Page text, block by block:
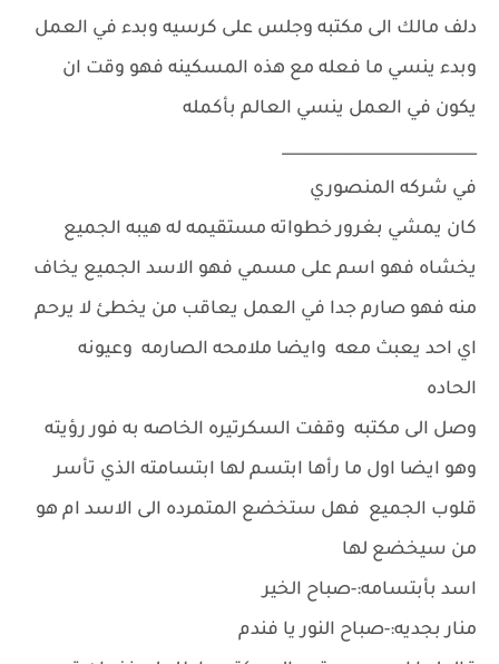
دلف مالك الى مكتبه وجلس على كرسيه وبدء في العمل
وبدء ينسي ما فعله مع هذه المسكينه فهو وقت ان
يكون في العمل ينسي العالم بأكمله
_________________________
في شركه المنصوري
كان يمشي بغرور خطواته مستقيمه له هيبه الجميع
يخشاه فهو اسم على مسمي فهو الاسد الجميع يخاف
منه فهو صارم جدا في العمل يعاقب من يخطئ لا يرحم
اي احد يعبث معه وايضا ملامحه الصارمه وعيونه
الحاده
وصل الى مكتبه وقفت السكرتيره الخاصه به فور رؤيته
وهو ايضا اول ما رأها ابتسم لها ابتسامته الذي تأسر
قلوب الجميع فهل ستخضع المتمرده الى الاسد ام هو
من سيخضع لها
اسد بأبتسامه:-صباح الخير
منار بجديه:-صباح النور يا فندم